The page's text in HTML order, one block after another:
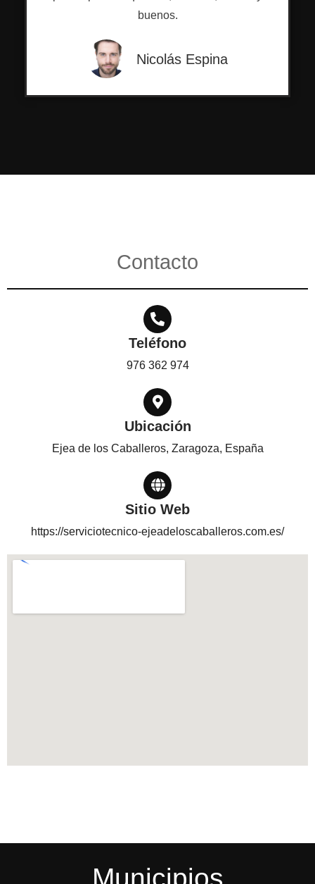
buenos.
Nicolás Espina
Contacto
Teléfono
976 362 974
Ubicación
Ejea de los Caballeros, Zaragoza, España
Sitio Web
https://serviciotecnico-ejeadeloscaballeros.com.es/
Municipios